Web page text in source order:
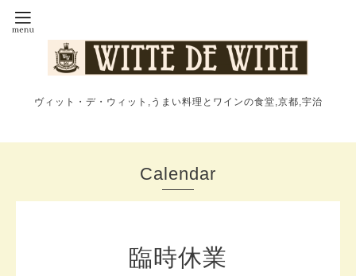
ヴィット・デ・ウィット,うまい料理とワインの食堂,京都,宇治
Calendar
臨時休業